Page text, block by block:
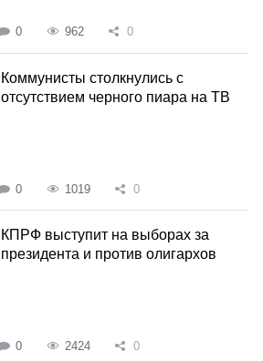
0 962 0
Коммунисты столкнулись с
отсутствием черного пиара на ТВ
0 1019 0
КПРФ выступит на выборах за
президента и против олигархов
0 2424 0